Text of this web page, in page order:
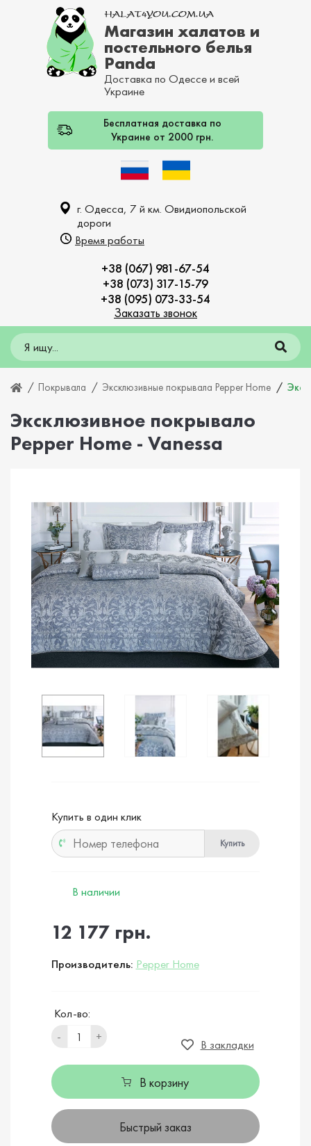
Магазин халатов и
постельного белья
Panda
Доставка по Одессе и всей
Украине
Бесплатная доставка по
Украине от 2000 грн.
г. Одесса, 7 й км. Овидиопольской
дороги
Время работы
+38 (067) 981-67-54
+38 (073) 317-15-79
+38 (095) 073-33-54
Заказать звонок
Покрывала Эксклюзивные покрывала Pepper Home
Эксклюзивное покрывало
Pepper Home - Vanessa
Купить в один клик
Купить
В наличии
12 177 грн.
Производитель: Pepper Home
Кол-во:
-
+
В закладки
В корзину
Быстрый заказ